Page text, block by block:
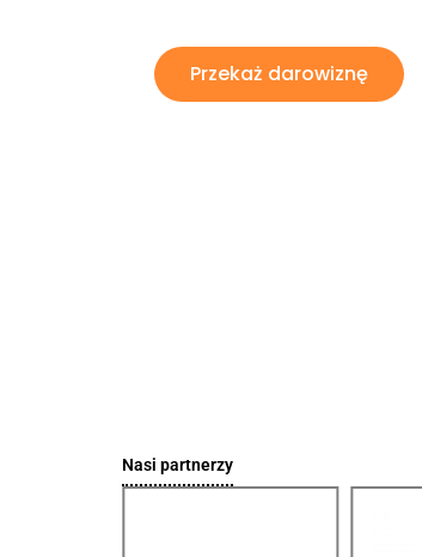
Przekaż darowiznę
Nasi partnerzy